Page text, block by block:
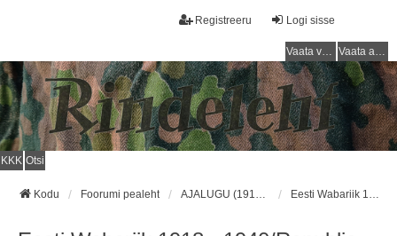
Logi sisse
Registreeru
Vaata vastamata teemasi Vaata aktiivseid teemasid
KKK Otsi
Kodu Foorumi pealeht AJALUGU (1918 - 1940) / HISTORY (1918 - 1940) Eesti Wabariik 1918 - 1940/Republic of Estonia 1918 - 1940